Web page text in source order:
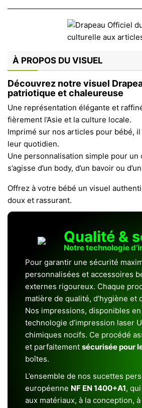
À PROPOS DU VISUEL
Découvrez notre visuel
patriotique et chaleureuse
Une représentation élégante et
fièrement l’Asie et la culture locale.
Imprimé sur nos articles pour bébé,
leur quotidien.
Une personnalisation simple pour un
s’agisse d’un body, d’un bavoir ou
Offrez à votre bébé un visuel
doux et rassurant.
Qualité &
Notre technologie
Pour garantir une sécurité
personnalisées et accessoires
externes rigoureux. Chaque
matière de qualité, d’hygiène et
Nos impressions, disponibles
technologie d’impression laser
chimiques nocifs. Ce procédé
et parfaitement sécurisée pour
boîtes.
L’ensemble de nos sucettes
européenne NF EN 1400+A1,
aux matériaux, à la conception,